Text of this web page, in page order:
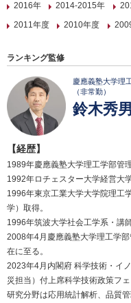
2016年
2014-2015年
2011年度
2010年度
ランキング監修
慶應義塾大学理
（非常勤）
鈴木秀男
【経歴】
1989年慶應義塾大学理工学部管
1992年ロチェスター大学経営大
1996年東京工業大学大学院理工
学）取得。
1996年筑波大学社会工学系・講
2008年4月慶應義塾大学理工学
在に至る。
2023年4月内閣府 科学技術・イ
災担当）付上席科学技術政策フェ
研究分野は応用統計解析、品質管